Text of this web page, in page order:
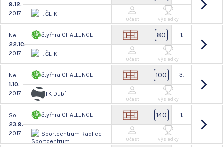
9.12.
2017
I. ČLTK
Účast Výsledky
Ne
22.10.
2017
čtyřhra CHALLENGE
I. ČLTK
80 1.
Účast Výsledky
Ne
1.10.
2017
čtyřhra CHALLENGE
TK Dubí
100 3.
Účast Výsledky
So
23.9.
2017
čtyřhra CHALLENGE
Sportcentrum Radlice
140 1.
Účast Výsledky